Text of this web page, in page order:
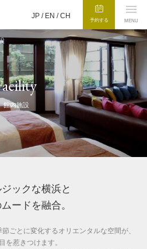
JP / EN /CH
予約する MENU
館内施設
ックな横浜と
ードを融合。
ごとに変化するオリエンタルな空間が、
を惹きつけます。